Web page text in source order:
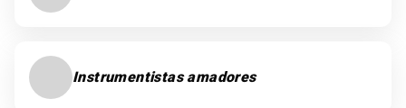
Instrumentistas amadores